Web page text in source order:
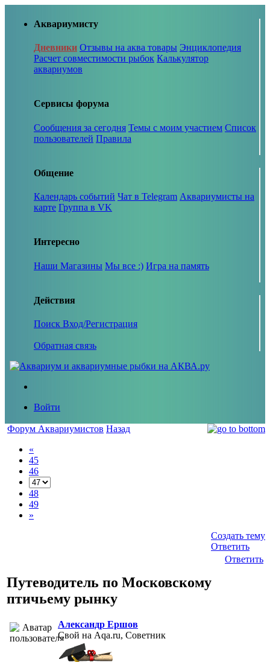
Аквариумисту
Дневники Отзывы на аква товары Энциклопедия
Расчет совместимости рыбок Калькулятор
аквариумов
Сервисы форума
Сообщения за сегодня Темы с моим участием Список
пользователей Правила
Общение
Календарь событий Чат в Telegram Аквариумисты на
карте Группа в VK
Интересно
Наши Магазины Мы все :) Игра на память
Действия
Поиск Вход/Регистрация
Обратная связь
Войти
Форум Аквариумистов Назад
«
45
46
48
49
»
Создать тему
Ответить
Ответить
Путеводитель по Московскому
птичьему рынку
Александр Ершов
Свой на Aqa.ru, Советник